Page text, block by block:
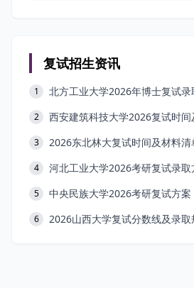
复试招生资讯
1 北方工业大学2026年博士复试
2 西安建筑科技大学2026复试时
3 2026东北林大复试时间及材料清
4 河北工业大学2026考研复试录取
5 中央民族大学2026考研复试方案
6 2026山西大学复试分数线及录取